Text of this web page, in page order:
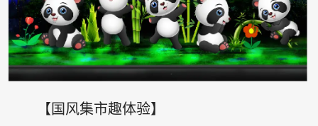
【国风集市趣体验】